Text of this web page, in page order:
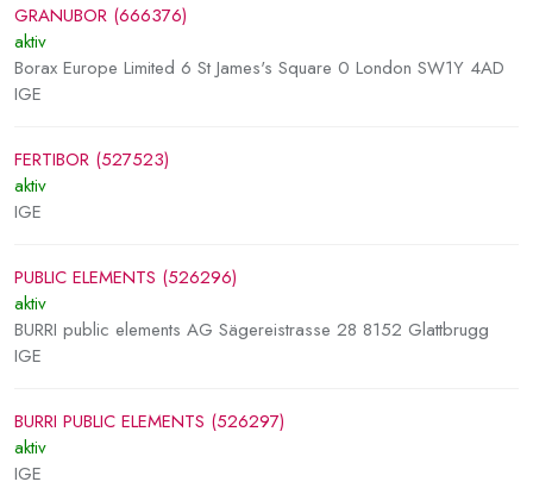
GRANUBOR (666376)
aktiv
Borax Europe Limited 6 St James's Square 0 London SW1Y 4AD
IGE
FERTIBOR (527523)
aktiv
IGE
PUBLIC ELEMENTS (526296)
aktiv
BURRI public elements AG Sägereistrasse 28 8152 Glattbrugg
IGE
BURRI PUBLIC ELEMENTS (526297)
aktiv
IGE